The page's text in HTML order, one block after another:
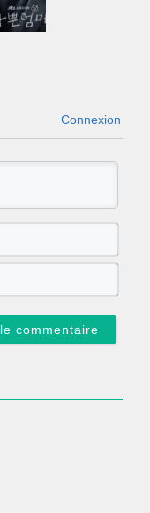
Connexion
N
m
E